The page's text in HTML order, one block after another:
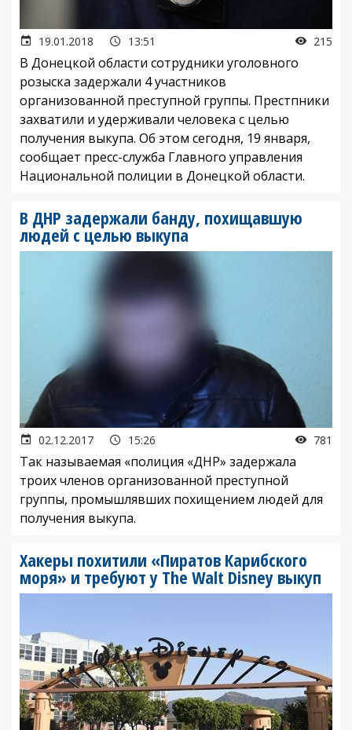
19.01.2018 13:51 215
В Донецкой области сотрудники уголовного
розыска задержали 4 участников
организованной преступной группы. Престпники
захватили и удерживали человека с целью
получения выкупа. Об этом сегодня, 19 января,
сообщает пресс-служба Главного управления
Национальной полиции в Донецкой области.
В ДНР задержали банду, похищавшую
людей с целью выкупа
02.12.2017 15:26 781
Так называемая «полиция «ДНР» задержала
троих членов организованной преступной
группы, промышлявших похищением людей для
получения выкупа.
Хакеры похитили «Пиратов Карибского
моря» и требуют у The Walt Disney выкуп